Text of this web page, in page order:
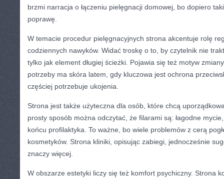
brzmi narracja o łączeniu pielęgnacji domowej, bo dopiero
poprawę.
W temacie procedur pielęgnacyjnych strona akcentuje rolę
codziennych nawyków. Widać troskę o to, by czytelnik nie
tylko jak element długiej ścieżki. Pojawia się też motyw
potrzeby ma skóra latem, gdy kluczowa jest ochrona
częściej potrzebuje ukojenia.
Strona jest także użyteczna dla osób, które chcą
prosty sposób można odczytać, że filarami są: łagodne
końcu profilaktyka. To ważne, bo wiele problemów z cerą
kosmetyków. Strona kliniki, opisując zabiegi, jednocześnie
znaczy więcej.
W obszarze estetyki liczy się też komfort psychiczny. Strona